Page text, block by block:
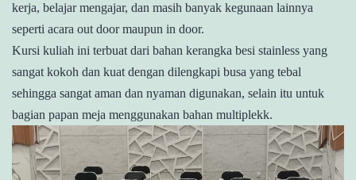
kerja, belajar mengajar, dan masih banyak kegunaan lainnya
seperti acara out door maupun in door.
Kursi kuliah ini terbuat dari bahan kerangka besi stainless yang
sangat kokoh dan kuat dengan dilengkapi busa yang tebal
sehingga sangat aman dan nyaman digunakan, selain itu untuk
bagian papan meja menggunakan bahan multiplekk.